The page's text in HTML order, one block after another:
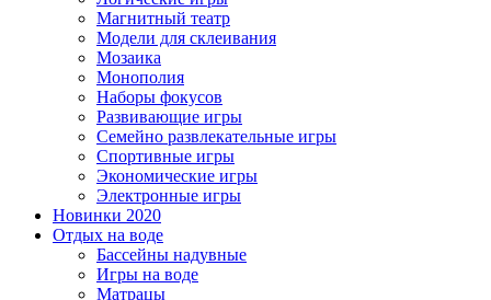
Магнитный театр
Модели для склеивания
Мозаика
Монополия
Наборы фокусов
Развивающие игры
Семейно развлекательные игры
Спортивные игры
Экономические игры
Электронные игры
Новинки 2020
Отдых на воде
Бассейны надувные
Игры на воде
Матрацы